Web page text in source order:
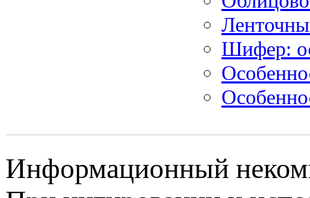
Шифер:
Информационный